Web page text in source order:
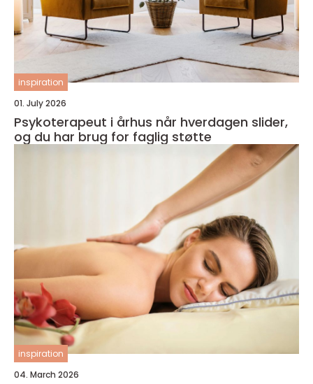
inspiration
01. July 2026
Psykoterapeut i århus når hverdagen slider,
og du har brug for faglig støtte
inspiration
04. March 2026